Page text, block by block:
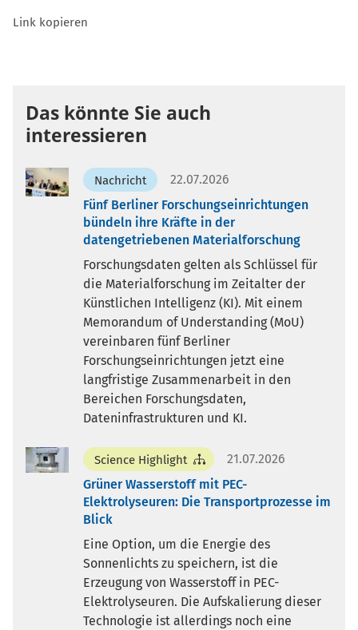
Link kopieren
Das könnte Sie auch
interessieren
Nachricht
22.07.2026
Fünf Berliner Forschungseinrichtungen
bündeln ihre Kräfte in der
datengetriebenen Materialforschung
Forschungsdaten gelten als Schlüssel für
die Materialforschung im Zeitalter der
Künstlichen Intelligenz (KI). Mit einem
Memorandum of Understanding (MoU)
vereinbaren fünf Berliner
Forschungseinrichtungen jetzt eine
langfristige Zusammenarbeit in den
Bereichen Forschungsdaten,
Dateninfrastrukturen und KI.
Science Highlight
21.07.2026
Grüner Wasserstoff mit PEC-
Elektrolyseuren: Die Transportprozesse im
Blick
Eine Option, um die Energie des
Sonnenlichts zu speichern, ist die
Erzeugung von Wasserstoff in PEC-
Elektrolyseuren. Die Aufskalierung dieser
Technologie ist allerdings noch eine